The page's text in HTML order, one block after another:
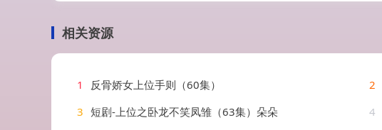
相关资源
1 反骨娇女上位手则（60集） 2
3 短剧-上位之卧龙不笑凤雏（63集）朵朵 4